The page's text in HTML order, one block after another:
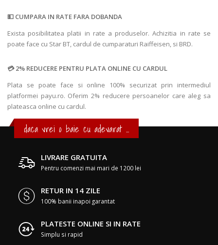
CUMPARA IN RATE FARA DOBANDA
Exista posibilitatea platii in rate a produselor. Achizitia in rate se
poate face cu Star BT, cardul de cumparaturi Raiffeisen, si BRD.
2% REDUCERE PENTRU PLATA ONLINE CU CARDUL
Plata se poate face si online 100% securizat prin intermediul
platformei payu.ro. Oferim 2% reducere persoanelor care aleg sa
plateasca online cu cardul.
daca vrei o baie cu adevarat ...
LIVRARE GRATUITA
Pentru comenzi mai mari de 1200 lei
RETUR IN 14 ZILE
100% banii inapoi garantat
PLATESTE ONLINE SI IN RATE
Simplu si rapid